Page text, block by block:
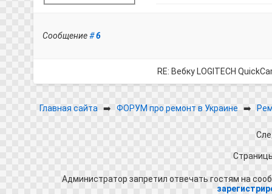
Сообщение#6
RE: Вебку LOGITECH
Главная сайта ➡️ФОРУМ про ремонт в Украине ➡️
Администратор запретил отвечать гостям на